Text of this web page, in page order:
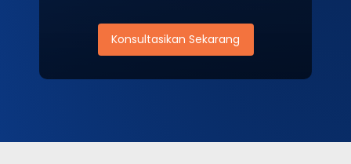
Konsultasikan Sekarang